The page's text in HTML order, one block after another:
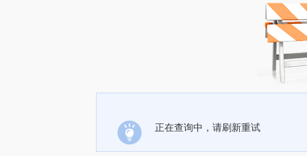
正在查询中，请刷新重试